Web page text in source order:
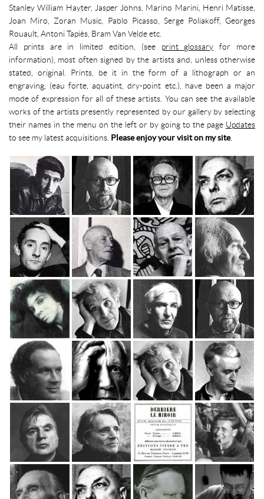
Stanley William Hayter, Jasper Johns, Marino Marini, Henri Matisse,
Joan Miro, Zoran Music, Pablo Picasso, Serge Poliakoff, Georges
Rouault, Antoni Tapiès, Bram Van Velde etc.
All prints are in limited edition, (see print glossary for more
information), most often signed by the artists and, unless otherwise
stated, original. Prints, be it in the form of a lithograph or an
engraving, (eau forte, aquatint, dry-point etc.), have been a major
mode of expression for all of these artists. You can see the available
works of the artists presently represented by our gallery by selecting
their names in the menu on the left or by going to the page Updates
to see my latest acquisitions. Please enjoy your visit on my site.